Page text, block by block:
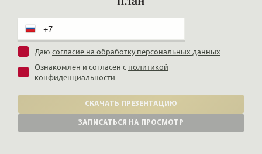
Даю согласие на обработку персональных данных
Ознакомлен и согласен с политикой
конфиденциальности
СКАЧАТЬ ПРЕЗЕНТАЦИЮ
ЗАПИСАТЬСЯ НА ПРОСМОТР